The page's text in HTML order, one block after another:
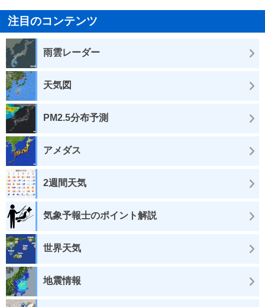
注目のコンテンツ
雨雲レーダー
天気図
PM2.5分布予測
アメダス
2週間天気
気象予報士のポイント解説
世界天気
地震情報